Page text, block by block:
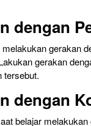
dengan
gerakan
gerakan
tersebut.
dengan
belajar